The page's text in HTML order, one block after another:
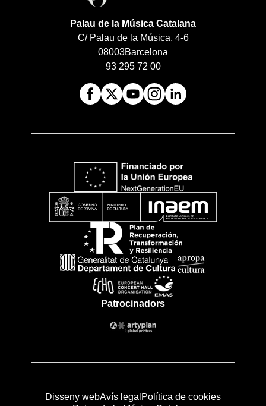
Palau de la Música Catalana
C/ Palau de la Música, 4-6
08003Barcelona
93 295 72 00
Patrocinadors
Disseny webAvís legal Política de cookies